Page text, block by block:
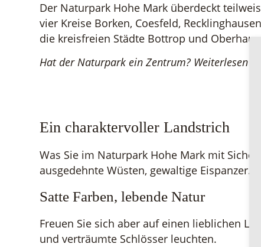
Der Naturpark Hohe Mark überdeckt
vier Kreise Borken, Coesfeld,
die kreisfreien Städte Bottrop und
Hat der Naturpark ein Zentrum? Weiterlesen ...
Ein charaktervoller Landstrich
Was Sie im Naturpark Hohe Mark mit
ausgedehnte Wüsten, gewaltige Eispanzer.
Satte Farben, lebende Natur
Freuen Sie sich aber auf einen lieblichen
und verträumte Schlösser leuchten.